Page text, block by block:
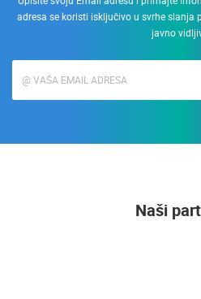
adresa se koristi isključivo u svrhe
javno
Naši